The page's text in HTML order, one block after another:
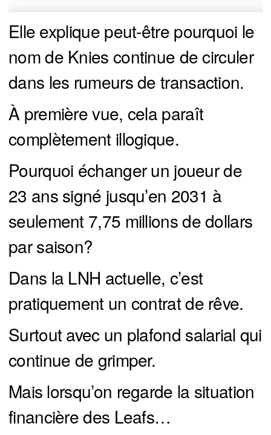
Elle explique peut-être pourquoi le
nom de Knies continue de circuler
dans les rumeurs de transaction.
À première vue, cela paraît
complètement illogique.
Pourquoi échanger un joueur de
23 ans signé jusqu’en 2031 à
seulement 7,75 millions de dollars
par saison?
Dans la LNH actuelle, c’est
pratiquement un contrat de rêve.
Surtout avec un plafond salarial qui
continue de grimper.
Mais lorsqu’on regarde la situation
financière des Leafs…